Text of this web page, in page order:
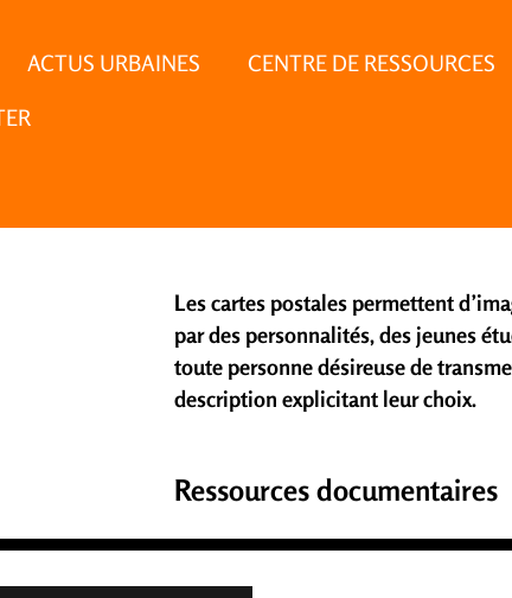
ACTUS URBAINES CENTRE DE RESSOURCES
Les cartes postales permettent
par des personnalités, des jeunes
toute personne désireuse de
description explicitant leur choix.
Ressources documentaires